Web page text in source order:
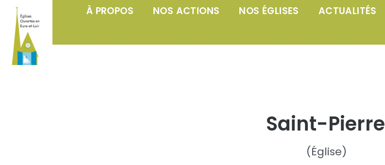
À PROPOS NOS ACTIONS NOS ÉGLISES ACTUALITÉS
Saint-Pierre
(Église)